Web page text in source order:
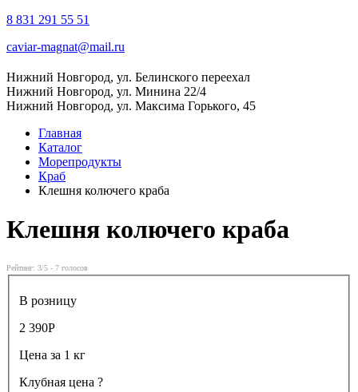
8 831 291 55 51
caviar-magnat@mail.ru
Нижний Новгород, ул. Белинского переехал
Нижний Новгород, ул. Минина 22/4
Нижний Новгород, ул. Максима Горького, 45
Главная
Каталог
Морепродукты
Краб
Клешня колючего краба
Клешня колючего краба
Рейтинг: 3/5 - 7 голосов
В розницу
2 390Р
Цена за 1 кг
Клубная цена ?